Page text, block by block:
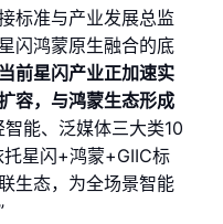
标准与产业发展总监
闪鸿蒙原生融合的底
当前星闪产业正加速实
容，与鸿蒙生态形成
能、泛媒体三大类10
星闪+鸿蒙+GIIC标
生态，为全场景智能